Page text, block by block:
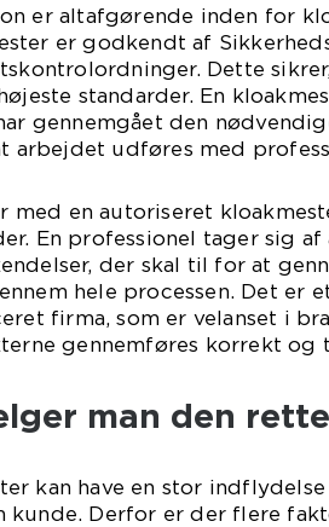
er altafgørende inden for
er godkendt af
Dette
standarder. En
gennemgået den
arbejdet udføres med
med en autoriseret
En professionel tager sig
der skal til for at
hele processen. Det er
firma, som er velanset i
gennemføres korrekt og
man den
kan have en stor
Derfor er der flere